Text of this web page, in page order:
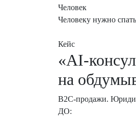
Человек
Человеку нужно
Кейс
«AI-
на
B2C-продажи.
ДО: